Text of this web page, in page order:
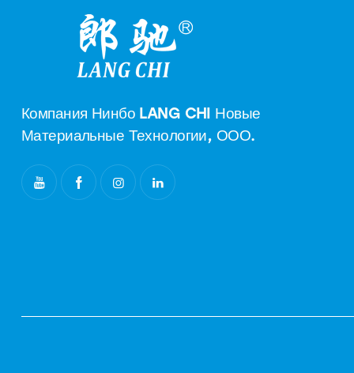
Компания Нинбо LANG CHI Новые
Материальные Технологии, ООО.